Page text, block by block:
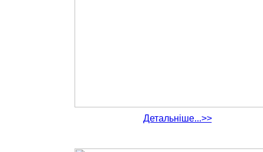
Детальніше...>>